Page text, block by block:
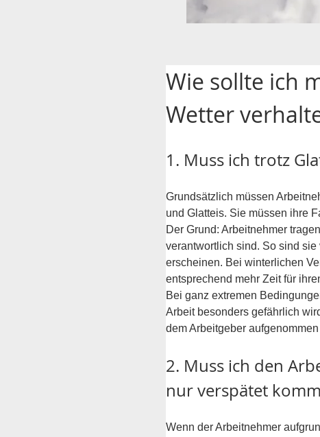
Wie sollte ich
Wetter
1. Muss ich trotz
Grundsätzlich müssen
und Glatteis. Sie müssen ihre
Der Grund: Arbeitnehmer
verantwortlich sind. So sind
erscheinen. Bei winterlichen
entsprechend mehr Zeit für
Bei ganz extremen
Arbeit besonders gefährlich
dem Arbeitgeber
2. Muss ich den
nur verspätet
Wenn der Arbeitnehmer